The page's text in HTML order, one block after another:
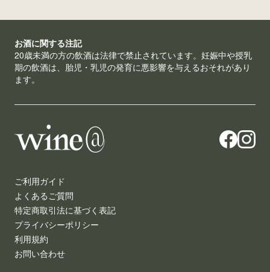
お酒に関する注記
20歳未満の方の飲酒は法律で禁止されています。妊娠中や授乳
期の飲酒は、胎児・乳児の発育に悪影響を与えるおそれがあり
ます。
ご利用ガイド
よくあるご質問
特定商取引法に基づく表記
プライバシーポリシー
利用規約
お問い合わせ